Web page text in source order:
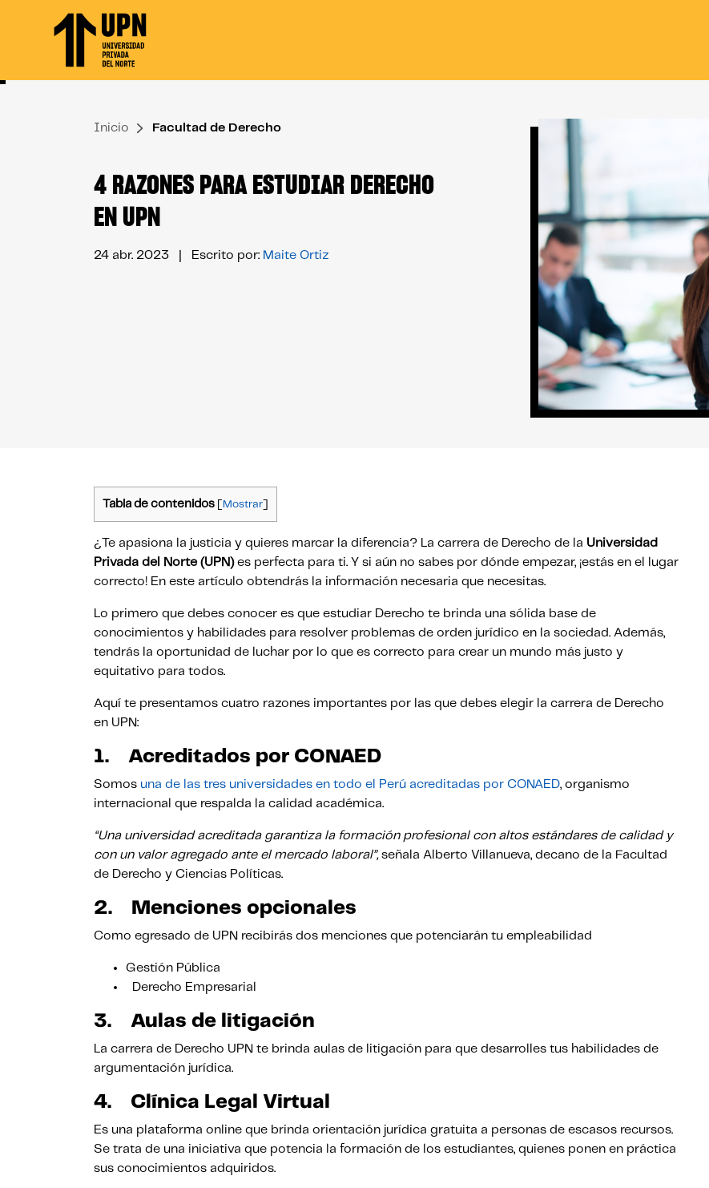
Inicio Facultad de Derecho
4 RAZONES PARA ESTUDIAR DERECHO
EN UPN
24 abr. 2023 | Escrito por: Maite Ortiz
Tabla de contenidos Mostrar
¿Te apasiona la justicia y quieres marcar la diferencia? La carrera de Derecho de la Universidad
Privada del Norte (UPN)es perfecta para ti. Y si aún no sabes por dónde empezar, ¡estás en el lugar
correcto! En este artículo obtendrás la información necesaria que necesitas.
Lo primero que debes conocer es que estudiar Derecho te brinda una sólida base de
conocimientos y habilidades para resolver problemas de orden jurídico en la sociedad. Además,
tendrás la oportunidad de luchar por lo que es correcto para crear un mundo más justo y
equitativo para todos.
Aquí te presentamos cuatro razones importantes por las que debes elegir la carrera de Derecho
en UPN:
1. Acreditados por CONAED
Somos una de las tres universidades en todo el Perú acreditadas por CONAED, organismo
internacional que respalda la calidad académica.
“Una universidad acreditada garantiza la formación profesional con altos estándares de calidad y
con un valor agregado ante el mercado laboral”,señala Alberto Villanueva, decano de la Facultad
de Derecho y Ciencias Políticas.
2. Menciones opcionales
Como egresado de UPN recibirás dos menciones que potenciarán tu empleabilidad
Gestión Pública
Derecho Empresarial
3. Aulas de litigación
La carrera de Derecho UPN te brinda aulas de litigación para que desarrolles tus habilidades de
argumentación jurídica.
4. Clínica Legal Virtual
Es una plataforma online que brinda orientación jurídica gratuita a personas de escasos recursos.
Se trata de una iniciativa que potencia la formación de los estudiantes, quienes ponen en práctica
sus conocimientos adquiridos.